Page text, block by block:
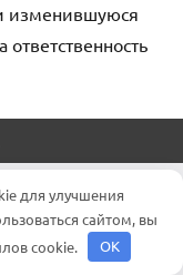
изменившуюся
для улучшения
сайтом, вы
cookie.
OK